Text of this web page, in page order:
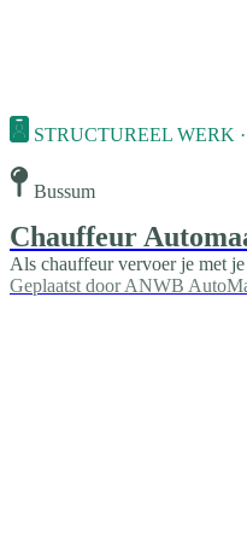
STRUCTUREEL WERK
Bussum
Chauffeur
Als chauffeur vervoer je met
Geplaatst door ANWB